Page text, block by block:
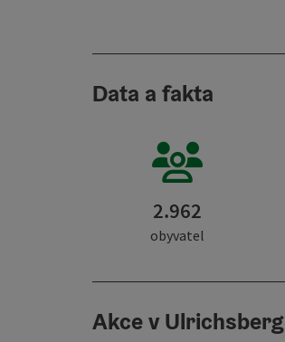
Data a fakta
2.962
obyvatel
Akce v Ulrichsberg